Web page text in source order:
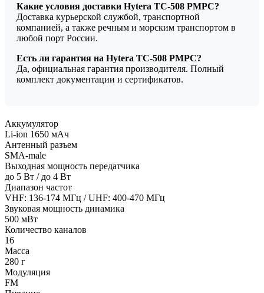
Какие условия доставки Hytera TC-508 РМРС?
Доставка курьерской службой, транспортной
компанией, а также речным и морским транспортом в
любой порт России.
Есть ли гарантия на Hytera TC-508 РМРС?
Да, официальная гарантия производителя. Полный
комплект документации и сертификатов.
Аккумулятор
Li-ion 1650 мАч
Антенный разъем
SMA-male
Выходная мощность передатчика
до 5 Вт / до 4 Вт
Диапазон частот
VHF: 136-174 МГц / UHF: 400-470 МГц
Звуковая мощность динамика
500 мВт
Количество каналов
16
Масса
280 г
Модуляция
FM